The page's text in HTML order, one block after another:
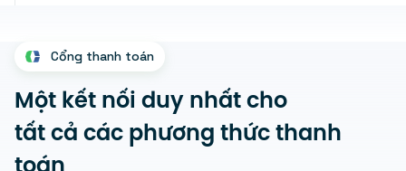
Cổng thanh toán
Một kết nối duy nhất cho
tất cả các phương thức thanh